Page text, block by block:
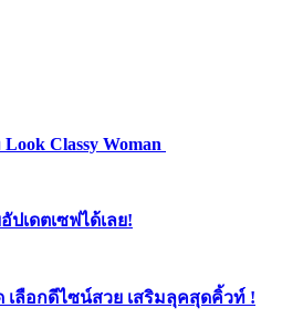
Classy Woman
ปเดตเซฟได้เลย!
เลือกดีไซน์สวย เสริมลุคสุดคิ้วท์ !